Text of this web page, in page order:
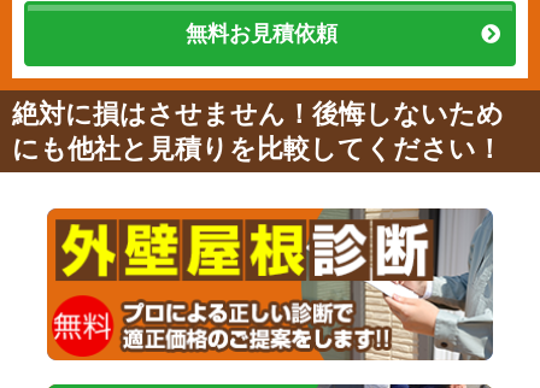
無料お見積依頼
絶対に損はさせません！後悔しないため
にも他社と見積りを比較してください！